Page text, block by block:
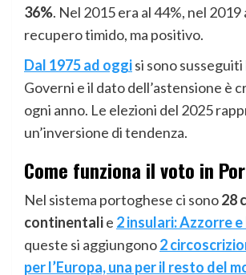
36%. Nel 2015 era al 44%, nel 2019
recupero timido, ma positivo.
Dal 1975 ad oggisi sono
Governi e il dato dell’astensione è
ogni anno. Le elezioni del 2025
un’inversione di tendenza.
Come funziona il voto in
Nel sistema portoghese ci sono28
continentalie 2 insulari: Azzorre
queste si aggiungono2
per l’Europa, una per il resto del